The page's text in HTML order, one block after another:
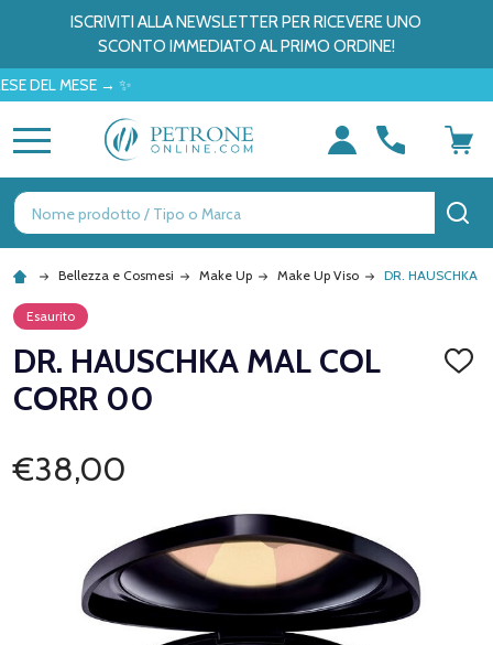
ISCRIVITI ALLA NEWSLETTER PER RICEVERE UNO
SCONTO IMMEDIATO AL PRIMO ORDINE!
MESE → ✨
Ricerca
Bellezza e Cosmesi Make Up Make Up Viso DR. HAUSCHKA
Esaurito
DR. HAUSCHKA MAL COL
CORR 00
€38,00